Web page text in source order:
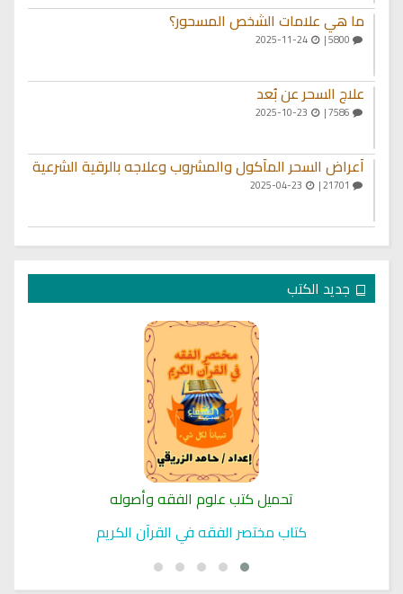
ما هي علامات الشخص المسحور؟
2025-11-24
علاج السحر عن بُعد
أعراض السحر المأكول والمشروب وعلاجه بالرقية الشرعية
جديد الكتب
تحميل كتب علوم الفقه وأصوله
كتاب مختصر الفقه في القرآن الكريم